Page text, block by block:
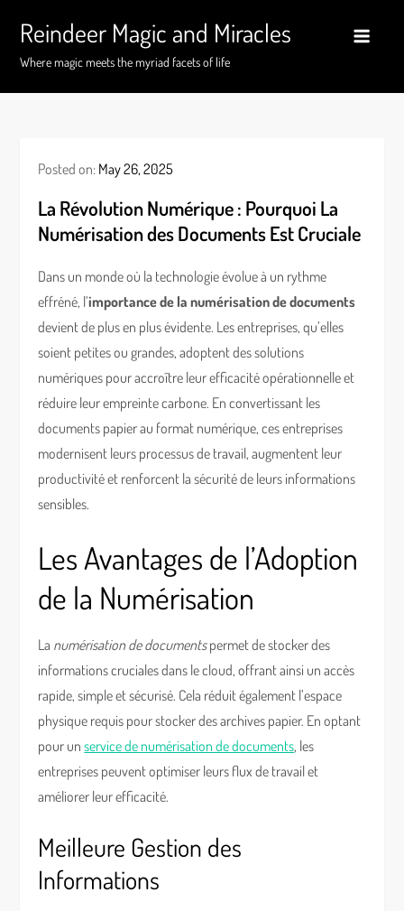
content
Reindeer Magic and Miracles
Where magic meets the myriad facets of life
Posted on: May 26, 2025
La Révolution Numérique : Pourquoi La
Numérisation des Documents Est Cruciale
Dans un monde où la technologie évolue à un rythme
effréné, l’importance de la numérisation de documents
devient de plus en plus évidente. Les entreprises, qu’elles
soient petites ou grandes, adoptent des solutions
numériques pour accroître leur efficacité opérationnelle et
réduire leur empreinte carbone. En convertissant les
documents papier au format numérique, ces entreprises
modernisent leurs processus de travail, augmentent leur
productivité et renforcent la sécurité de leurs informations
sensibles.
Les Avantages de l’Adoption
de la Numérisation
La numérisation de documentspermet de stocker des
informations cruciales dans le cloud, offrant ainsi un accès
rapide, simple et sécurisé. Cela réduit également l’espace
physique requis pour stocker des archives papier. En optant
pour unservice de numérisation de documents, les
entreprises peuvent optimiser leurs flux de travail et
améliorer leur efficacité.
Meilleure Gestion des
Informations